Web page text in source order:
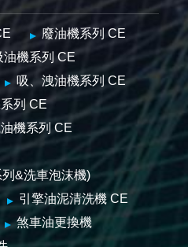
廢油機系列 CE
油機系列 CE
吸、洩油機系列 CE
列 CE
機系列 CE
&洗車泡沫機)
引擎油泥清洗機 CE
煞車油更換機